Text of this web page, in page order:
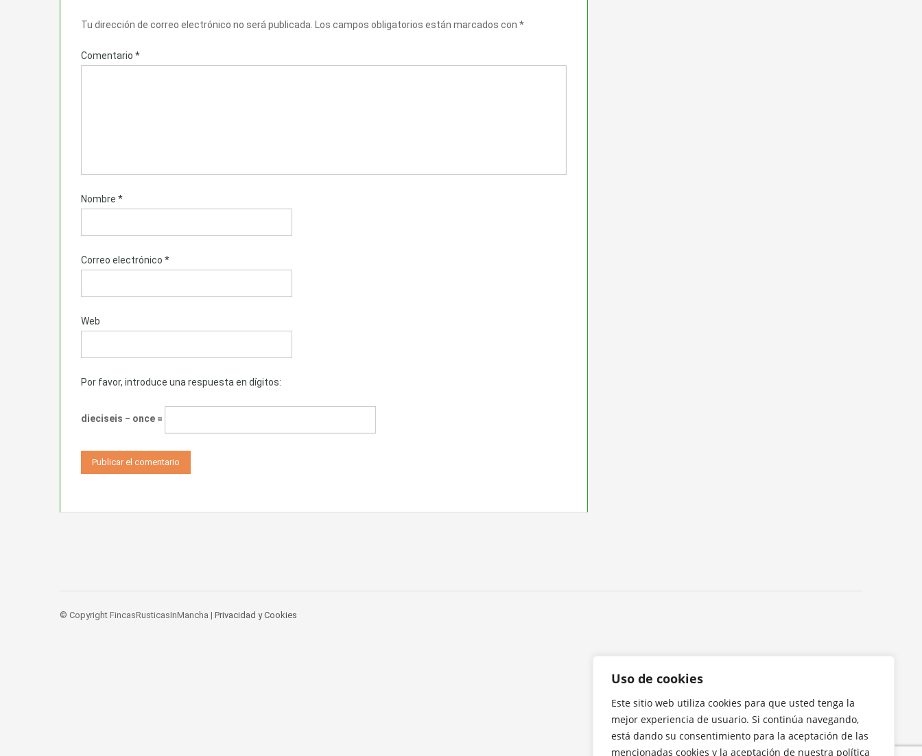
Uso de cookies
Este sitio web utiliza cookies para que usted tenga la
mejor experiencia de usuario. Si continúa navegando,
está dando su consentimiento para la aceptación de las
mencionadas cookies y la aceptación de nuestra política
Tu dirección de correo electrónico no será publicada. Los campos obligatorios están marcados con *
Comentario *
Nombre *
Correo electrónico *
Web
Por favor, introduce una respuesta en dígitos:
dieciseis − once =
© Copyright FincasRusticasInMancha | Privacidad y Cookies